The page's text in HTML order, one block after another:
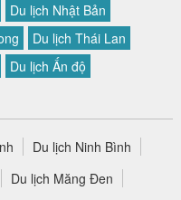
Du lịch Nhật Bản
Du lịch Thái Lan
Du lịch Ấn độ
Du lịch Ninh Bình
Du lịch Măng Đen